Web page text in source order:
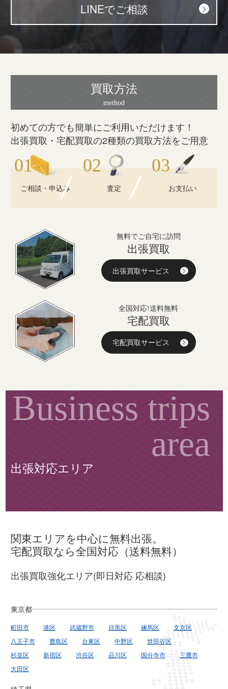
LINEでご相談
買取方法
初めての方でも簡単にご利用いただけます！
出張買取・宅配買取の2種類の買取方法をご用意
ご相談・申込み 査定 お支払い
無料でご自宅に訪問
出張買取
出張買取サービス
全国対応!送料無料
宅配買取
宅配買取サービス
出張対応エリア
関東エリアを中心に無料出張。
宅配買取なら全国対応（送料無料）
出張買取強化エリア(即日対応 応相談)
東京都
町田市 港区 武蔵野市 目黒区 練馬区
文京区
八王子市
豊島区 台東区 中野区
世田谷区
杉並区
新宿区 渋谷区 品川区 国分寺市
三鷹市
大田区